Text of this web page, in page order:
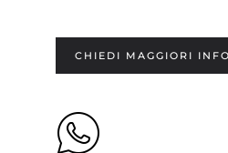
CHIEDI MAGGIORI